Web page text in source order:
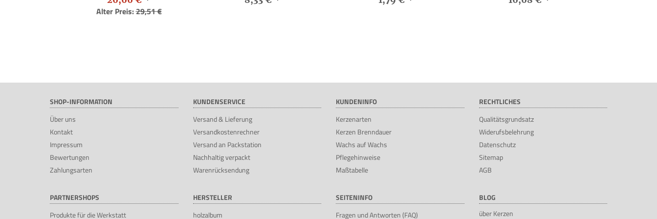
Alter Preis:29,51 €
SHOP-INFORMATION
Über uns
Kontakt
Impressum
Bewertungen
Zahlungsarten
KUNDENSERVICE
Versand & Lieferung
Versandkostenrechner
Versand an Packstation
Nachhaltig verpackt
Warenrücksendung
KUNDENINFO
Kerzenarten
Kerzen Brenndauer
Wachs auf Wachs
Pflegehinweise
Maßtabelle
RECHTLICHES
Qualitätsgrundsatz
Widerufsbelehrung
Datenschutz
Sitemap
AGB
PARTNERSHOPS
Produkte für die Werkstatt
HERSTELLER
holzalbum
SEITENINFO
Fragen und Antworten (FAQ)
BLOG
über Kerzen